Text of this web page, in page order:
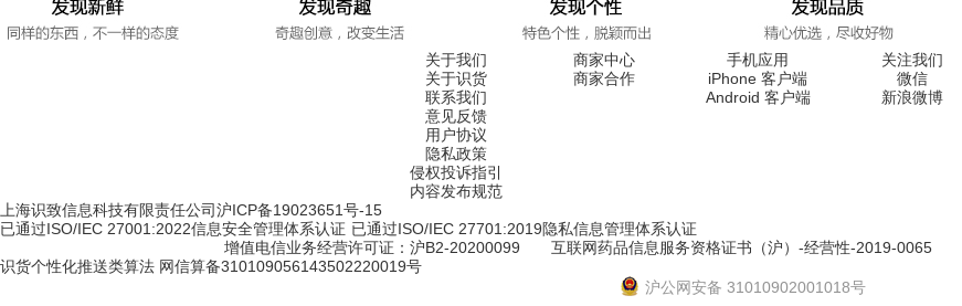
关于我们
关于识货
联系我们
意见反馈
用户协议
隐私政策
侵权投诉指引
内容发布规范
商家中心
商家合作
手机应用
iPhone 客户端
Android 客户端
关注我们
微信
新浪微博
上海识致信息科技有限责任公司沪ICP备19023651号-15
已通过ISO/IEC 27001:2022信息安全管理体系认证 已通过ISO/IEC 27701:2019隐私信息管理体系认证
增值电信业务经营许可证：沪B2-20200099
互联网药品信息服务资格证书（沪）-经营性-2019-0065
识货个性化推送类算法 网信算备310109056143502220019号
沪公网安备 31010902001018号